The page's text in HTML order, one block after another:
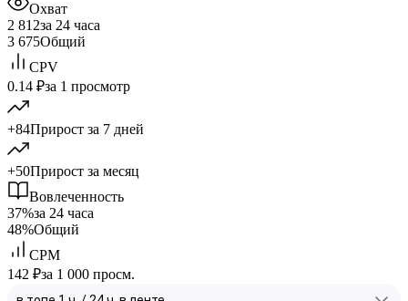
Охват
2 812за 24 часа
3 675Общий
CPV
0.14 ₽за 1 просмотр
+84Прирост за 7 дней
+50Прирост за месяц
Вовлеченность
37%за 24 часа
48%Общий
CPM
142 ₽за 1 000 просм.